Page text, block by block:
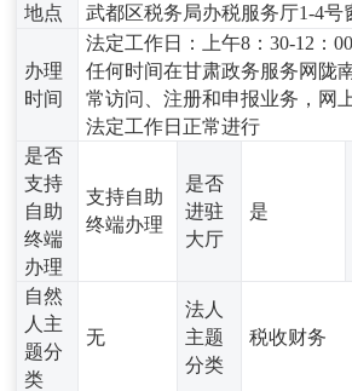
地点
武都区税务局办税服务厅1-4号
办理
时间
法定工作日：上午8：30-12：
任何时间在甘肃政务服务网陇
常访问、注册和申报业务，网
法定工作日正常进行
是否
支持
自助
终端
办理
支持自助
终端办理
是否
进驻
大厅
是
自然
人主
题分
类
无
法人
主题
分类
税收财务